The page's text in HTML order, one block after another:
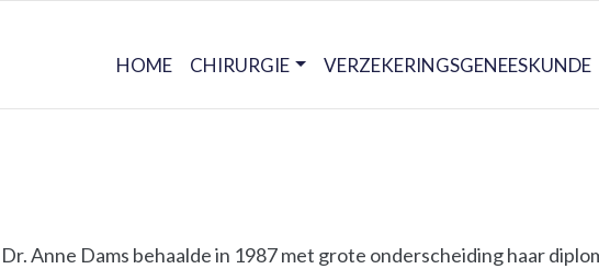
HOME CHIRURGIE VERZEKERINGSGENEESKUNDE
Dr. Anne Dams behaalde in 1987 met grote onderscheiding haar